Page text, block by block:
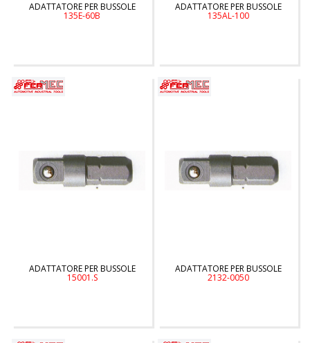
ADATTATORE PER BUSSOLE
135E-60B
ADATTATORE PER BUSSOLE
135AL-100
ADATTATORE PER BUSSOLE
15001.S
ADATTATORE PER BUSSOLE
2132-0050